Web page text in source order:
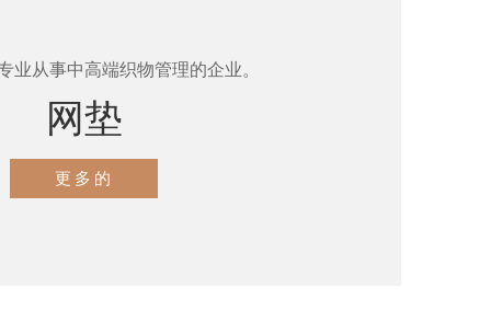
业从事中高端织物管理的企业。
网垫
更多的